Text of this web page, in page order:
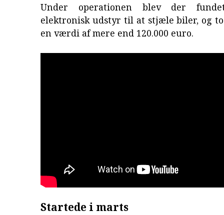
Under operationen blev der
elektronisk udstyr til at stjæle biler, og
en værdi af mere end 120.000 euro.
Startede i marts